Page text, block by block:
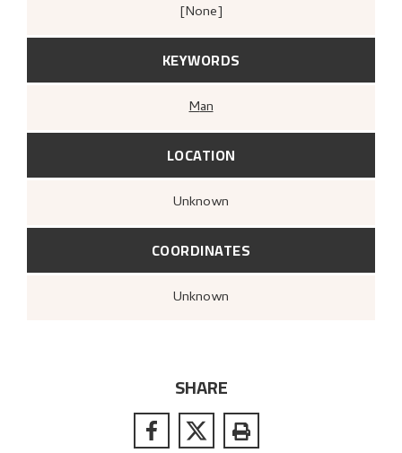
[none]
KEYWORDS
Man
LOCATION
Unknown
COORDINATES
Unknown
SHARE